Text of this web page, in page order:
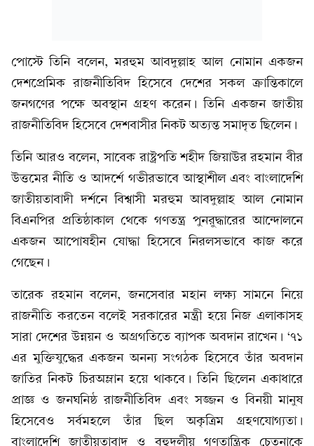
পোস্টে তিনি বলেন, মরহুম আবদুল্লাহ আল নোমান একজন
দেশপ্রেমিক রাজনীতিবিদ হিসেবে দেশের সকল ক্রান্তিকালে
জনগণের পক্ষে অবস্থান গ্রহণ করেন। তিনি একজন জাতীয়
রাজনীতিবিদ হিসেবে দেশবাসীর নিকট অত্যন্ত সমাদৃত ছিলেন।
তিনি আরও বলেন, সাবেক রাষ্ট্রপতি শহীদ জিয়াউর রহমান বীর
উত্তমের নীতি ও আদর্শে গভীরভাবে আস্থাশীল এবং বাংলাদেশি
জাতীয়তাবাদী দর্শনে বিশ্বাসী মরহুম আবদুল্লাহ আল নোমান
বিএনপির প্রতিষ্ঠাকাল থেকে গণতন্ত্র পুনরুদ্ধারের আন্দোলনে
একজন আপোষহীন যোদ্ধা হিসেবে নিরলসভাবে কাজ করে
গেছেন।
তারেক রহমান বলেন, জনসেবার মহান লক্ষ্য সামনে নিয়ে
রাজনীতি করতেন বলেই সরকারের মন্ত্রী হয়ে নিজ এলাকাসহ
সারা দেশের উন্নয়ন ও অগ্রগতিতে ব্যাপক অবদান রাখেন। ‘৭১
এর মুক্তিযুদ্ধের একজন অনন্য সংগঠক হিসেবে তাঁর অবদান
জাতির নিকট চিরঅম্লান হয়ে থাকবে। তিনি ছিলেন একাধারে
প্রাজ্ঞ ও জনঘনিষ্ঠ রাজনীতিবিদ এবং সজ্জন ও বিনয়ী মানুষ
হিসেবেও সর্বমহলে তাঁর ছিল অকৃত্রিম গ্রহণযোগ্যতা।
বাংলাদেশি জাতীয়তাবাদ ও বহুদলীয় গণতান্ত্রিক চেতনাকে